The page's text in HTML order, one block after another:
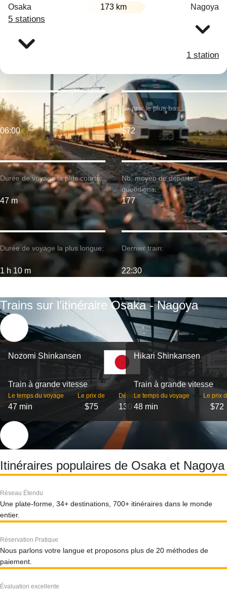
Osaka 173 km Nagoya
5 stations
1 station
Durée de voyage la plus courte:
47 m
Premier train:
06:00
Durée de voyage la plus longue:
1 h 10 m
Le prix le plus bas:
$72
Nb. moyen de départs
quotidiens:
177
Dernier train:
22:30
Trains sur l’itinéraire Osaka - Nagoya
Nozomi Shinkansen
Train à grande vitesse
Le temps du voyage
47 min
Le prix de
$75
Départs
130
Hikari Shinkansen
Train à grande vitesse
Le temps du voyage
48 min
Le prix
$72
Itinéraires populaires de Osaka et Nagoya
Réseau Étendu
Une plate-forme, 34+ destinations, 700+ itinéraires dans le monde
entier.
Réservation Pratique
Nous parlons votre langue et proposons plus de 20 méthodes de
paiement.
Évaluation excellente